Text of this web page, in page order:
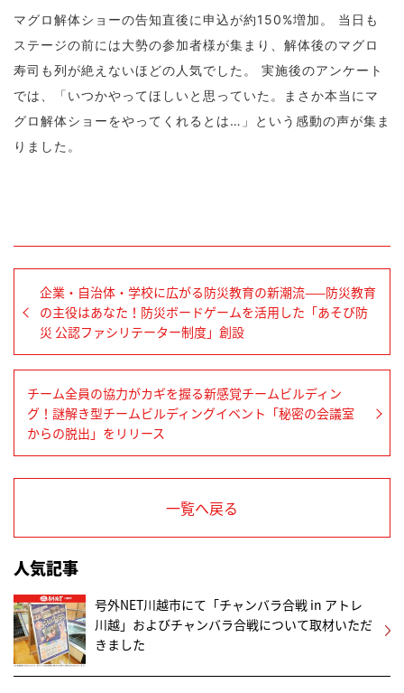
マグロ解体ショーの告知直後に申込が約150%増加。 当日も
ステージの前には大勢の参加者様が集まり、解体後のマグロ
寿司も列が絶えないほどの人気でした。 実施後のアンケート
では、「いつかやってほしいと思っていた。まさか本当にマ
グロ解体ショーをやってくれるとは…」という感動の声が集ま
りました。
企業・自治体・学校に広がる防災教育の新潮流——防災教育
の主役はあなた！防災ボードゲームを活用した「あそび防
災 公認ファシリテーター制度」創設
チーム全員の協力がカギを握る新感覚チームビルディン
グ！謎解き型チームビルディングイベント「秘密の会議室
からの脱出」をリリース
一覧へ戻る
人気記事
号外NET川越市にて「チャンバラ合戦 in アトレ
川越」およびチャンバラ合戦について取材いただ
きました